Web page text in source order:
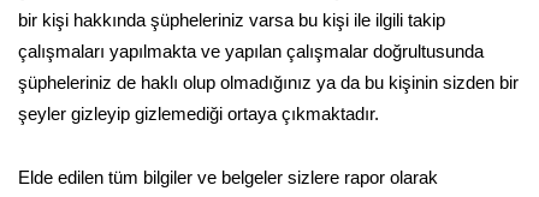
bir kişi hakkında şüpheleriniz varsa bu kişi ile ilgili takip
çalışmaları yapılmakta ve yapılan çalışmalar doğrultusunda
şüpheleriniz de haklı olup olmadığınız ya da bu kişinin sizden bir
şeyler gizleyip gizlemediği ortaya çıkmaktadır.
Elde edilen tüm bilgiler ve belgeler sizlere rapor olarak